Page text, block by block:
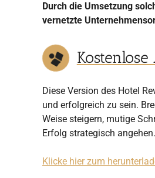
Durch die Umsetzung
vernetzte
Diese Version des Hotel
und erfolgreich zu sein.
Weise steigern, mutige
Erfolg strategisch angehen.
Klicke hier zum